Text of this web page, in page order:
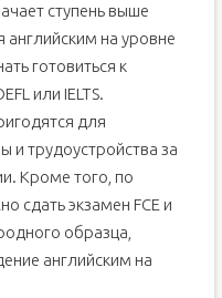
ступень выше
на уровне
готовиться к
или IELTS.
для
и трудоустройства за
Кроме того, по
сдать экзамен FCE и
образца,
английским на